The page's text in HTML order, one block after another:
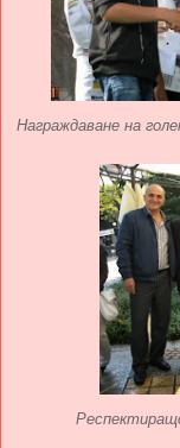
Награждаване на